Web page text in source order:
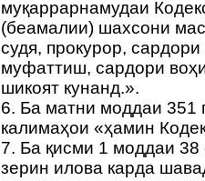
муқаррарнамудаи
(беамалии) шахсони
судя, прокурор,
муфаттиш, сардори
шикоят кунанд.».
6. Ба матни моддаи 351
калимаҳои «ҳамин
7. Ба қисми 1 моддаи
зерин илова карда